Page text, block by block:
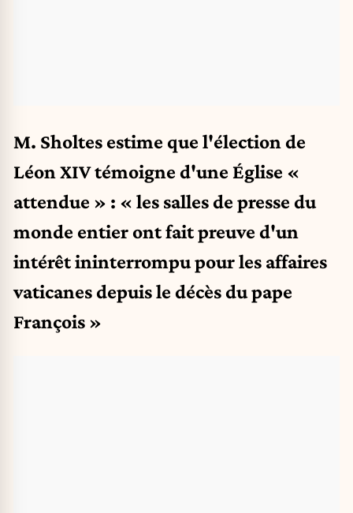
M. Sholtes estime que l'élection de
Léon XIV témoigne d'une Église «
attendue » : « les salles de presse du
monde entier ont fait preuve d'un
intérêt ininterrompu pour les affaires
vaticanes depuis le décès du pape
François »